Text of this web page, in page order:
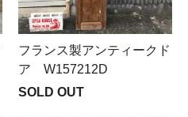
フランス製アンティークド
ア W157212D
SOLD OUT